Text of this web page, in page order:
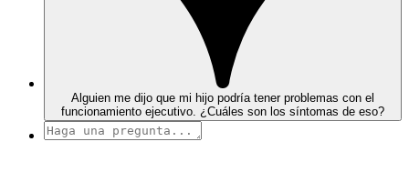
Alguien me dijo que mi hijo podría tener problemas con el
funcionamiento ejecutivo. ¿Cuáles son los síntomas de eso?